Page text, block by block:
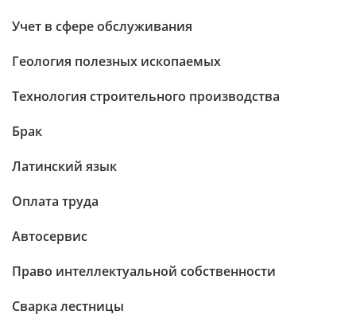
Учет в сфере обслуживания
Геология полезных ископаемых
Технология строительного производства
Брак
Латинский язык
Оплата труда
Автосервис
Право интеллектуальной собственности
Сварка лестницы